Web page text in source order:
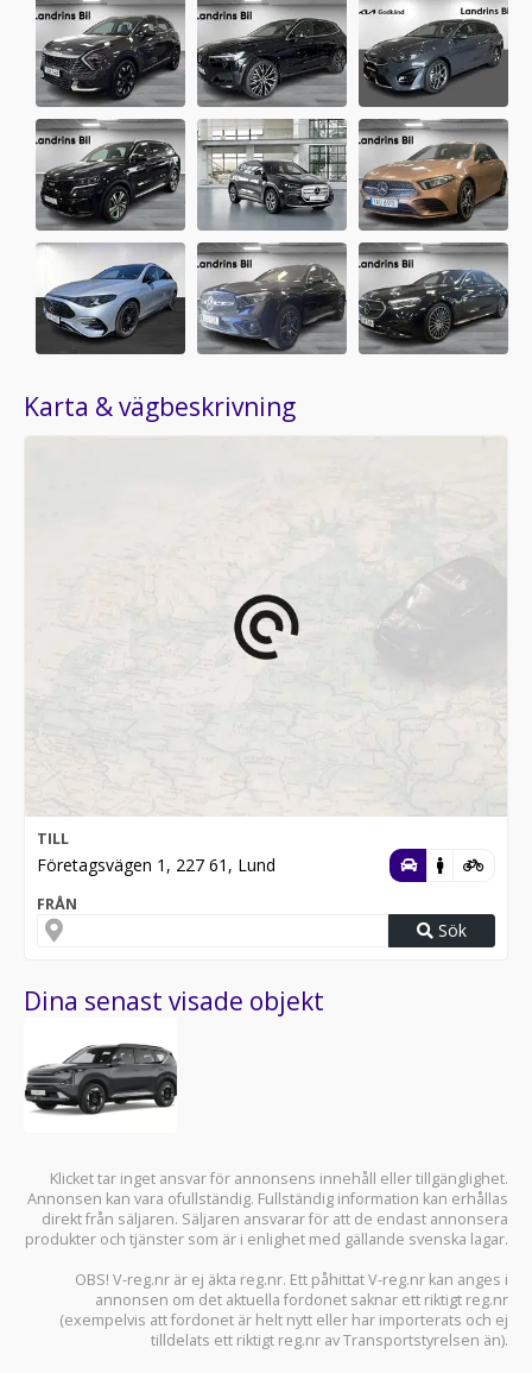
Karta & vägbeskrivning
TILL
Företagsvägen 1, 227 61, Lund
FRÅN
Sök
Dina senast visade objekt
Klicket tar inget ansvar för annonsens innehåll eller tillgänglighet.
Annonsen kan vara ofullständig. Fullständig information kan erhållas
direkt från säljaren. Säljaren ansvarar för att de endast annonsera
produkter och tjänster som är i enlighet med gällande svenska lagar.
OBS! V-reg.nr är ej äkta reg.nr. Ett påhittat V-reg.nr kan anges i
annonsen om det aktuella fordonet saknar ett riktigt reg.nr
(exempelvis att fordonet är helt nytt eller har importerats och ej
tilldelats ett riktigt reg.nr av Transportstyrelsen än).